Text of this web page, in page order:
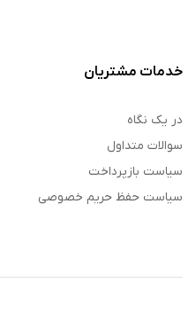
خدمات مشتریان
در یک نگاه
سوالات متداول
سیاست بازپرداخت
سیاست حفظ حریم خصوصی